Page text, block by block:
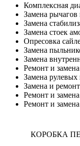
Комплексная
Замена рычагов
Замена
Замена стоек
Опресовка
Замена
Замена
Ремонт и
Замена рулевых
Замена и
Ремонт и
Ремонт и
КОРОБКА